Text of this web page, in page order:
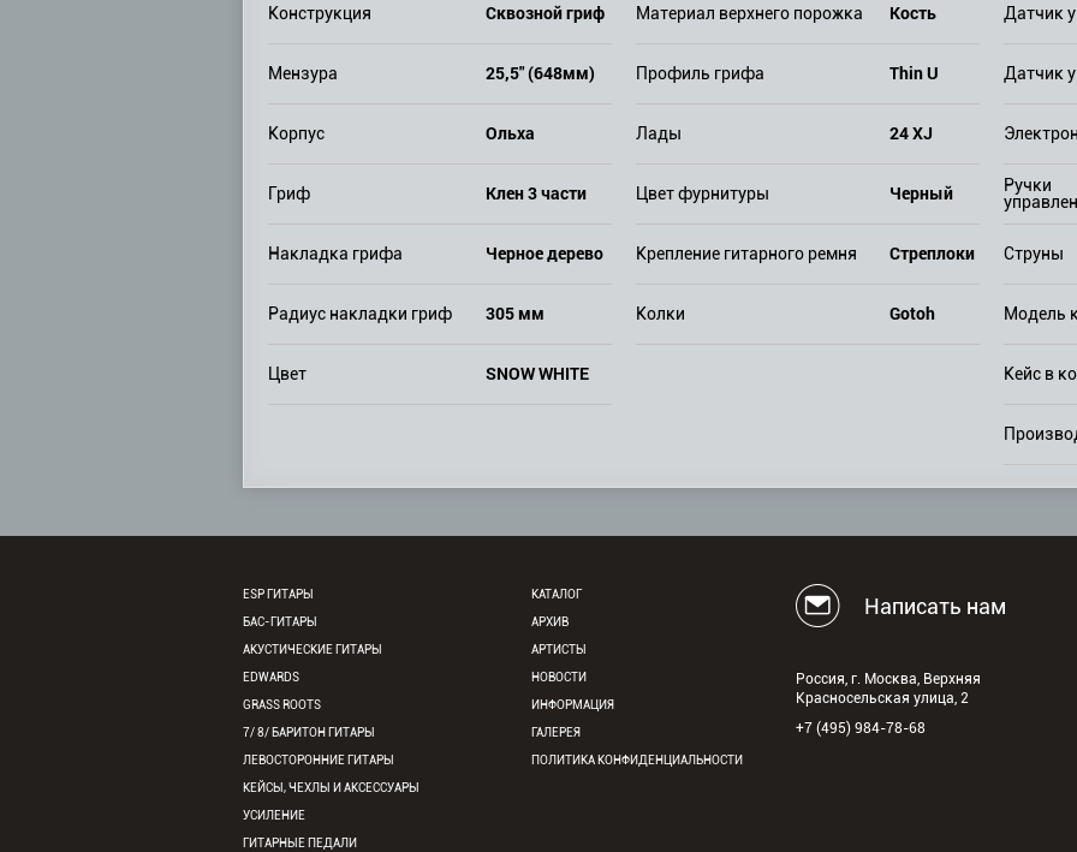
Конструкция Сквозной гриф
Мензура 25,5" (648мм)
Корпус Ольха
Гриф Клен 3 части
Накладка грифа Черное дерево
Радиус накладки гриф 305 мм
Цвет SNOW WHITE
Материал верхнего порожка Кость
Профиль грифа Thin U
Лады 24 XJ
Цвет фурнитуры Черный
Крепление гитарного ремня Стреплоки
Колки Gotoh
Датчик
Датчик
Ручки
Струны
Модель
Кейс в
ESP ГИТАРЫ
БАС-ГИТАРЫ
АКУСТИЧЕСКИЕ ГИТАРЫ
EDWARDS
GRASS ROOTS
7/ 8/ БАРИТОН ГИТАРЫ
ЛЕВОСТОРОННИЕ ГИТАРЫ
КЕЙСЫ, ЧЕХЛЫ И АКСЕССУАРЫ
УСИЛЕНИЕ
ГИТАРНЫЕ ПЕДАЛИ
КАТАЛОГ
АРХИВ
АРТИСТЫ
НОВОСТИ
ИНФОРМАЦИЯ
ГАЛЕРЕЯ
ПОЛИТИКА КОНФИДЕНЦИАЛЬНОСТИ
Написать нам
Россия, г. Москва, Верхняя
Красносельская улица, 2
+7 (495) 984-78-68